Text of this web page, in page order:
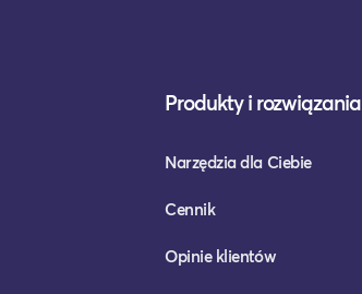
Produkty i rozwiązania
Narzędzia dla Ciebie
Cennik
Opinie klientów